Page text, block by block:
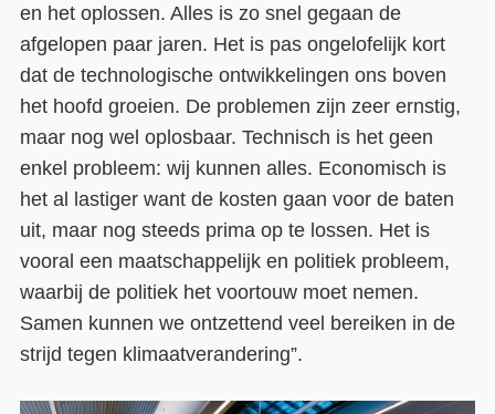
en het oplossen. Alles is zo snel gegaan de
afgelopen paar jaren. Het is pas ongelofelijk kort
dat de technologische ontwikkelingen ons boven
het hoofd groeien. De problemen zijn zeer ernstig,
maar nog wel oplosbaar. Technisch is het geen
enkel probleem: wij kunnen alles. Economisch is
het al lastiger want de kosten gaan voor de baten
uit, maar nog steeds prima op te lossen. Het is
vooral een maatschappelijk en politiek probleem,
waarbij de politiek het voortouw moet nemen.
Samen kunnen we ontzettend veel bereiken in de
strijd tegen klimaatverandering”.